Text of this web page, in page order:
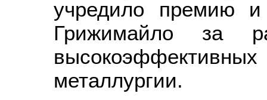
учредило премию
Грижимайло за
металлургии.